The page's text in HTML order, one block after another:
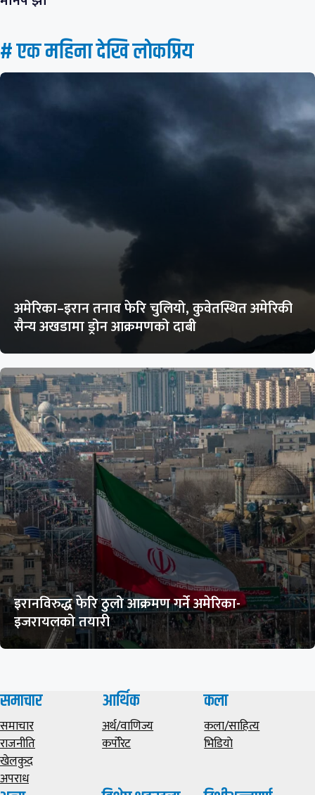
# एक महिना देखि लाेकप्रिय
अमेरिका–इरान तनाव फेरि चुलियो, कुवेतस्थित अमेरिकी
सैन्य अखडामा ड्रोन आक्रमणको दाबी
इरानविरुद्ध फेरि ठुलो आक्रमण गर्ने अमेरिका-
इजरायलको तयारी
समाचार
समाचार
राजनीति
खेलकुद
अपराध
आर्थिक
अर्थ/वाणिज्य
कर्पोरेट
कला
कला/साहित्य
भिडियाे